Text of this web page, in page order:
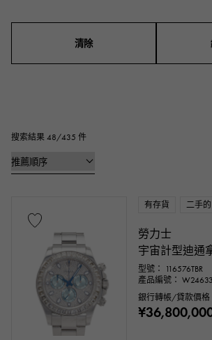
男裝 女士們 男女通用
桶形（酒桶形）
靠墊型（靠墊盒）
手錶材質
不銹鋼材質 黃金 玫瑰
白金 鉑金 紅金
碳素 陶瓷的 鈦金
清除
搜索結果 48/435 件
有存貨 二手的
勞力士
宇宙計型迪通
型號： 116576TBR
產品編號：
銀行轉帳/貸款價格